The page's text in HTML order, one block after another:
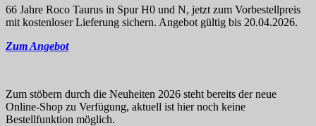
66 Jahre Roco Taurus in Spur H0 und N, jetzt zum Vorbestellpreis
mit kostenloser Lieferung sichern. Angebot gültig bis 20.04.2026.
Zum Angebot
Zum stöbern durch die Neuheiten 2026 steht bereits der neue
Online-Shop zu Verfügung, aktuell ist hier noch keine
Bestellfunktion möglich.